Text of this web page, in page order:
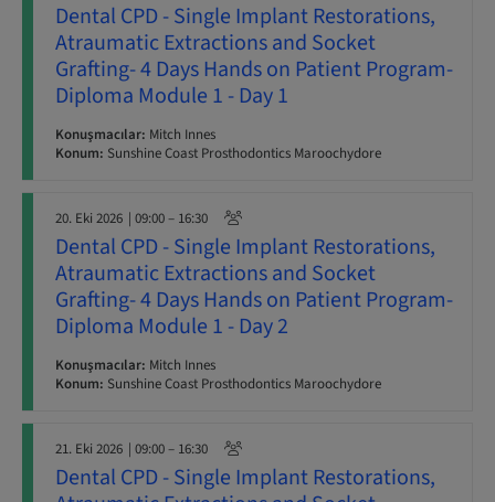
Dental CPD - Single Implant Restorations,
Atraumatic Extractions and Socket
Grafting- 4 Days Hands on Patient Program-
Diploma Module 1 - Day 1
Konuşmacılar: Mitch Innes
Konum: Sunshine Coast Prosthodontics Maroochydore
20. Eki 2026 | 09:00 – 16:30
Dental CPD - Single Implant Restorations,
Atraumatic Extractions and Socket
Grafting- 4 Days Hands on Patient Program-
Diploma Module 1 - Day 2
Konuşmacılar: Mitch Innes
Konum: Sunshine Coast Prosthodontics Maroochydore
21. Eki 2026 | 09:00 – 16:30
Dental CPD - Single Implant Restorations,